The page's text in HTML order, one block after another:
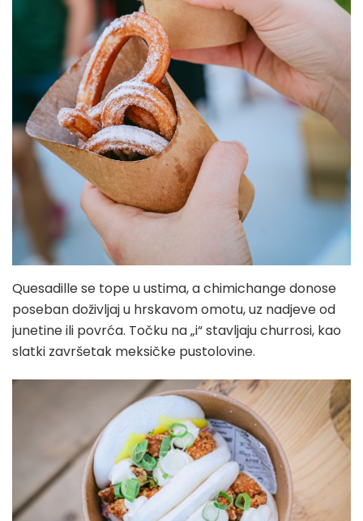
Quesadille se tope u ustima, a chimichange donose
poseban doživljaj u hrskavom omotu, uz nadjeve od
junetine ili povrća. Točku na „i“ stavljaju churrosi, kao
slatki završetak meksičke pustolovine.